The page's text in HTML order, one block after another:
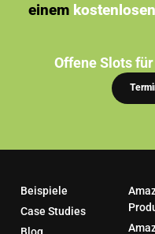
einem
Offene Slots
Beispiele
Case Studies
Blog